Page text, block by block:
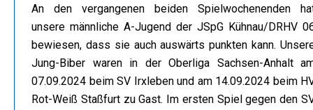
An den vergangenen beiden Spielwochenenden
unsere männliche A-Jugend der JSpG Kühnau/DRHV
bewiesen, dass sie auch auswärts punkten kann.
Jung-Biber waren in der Oberliga Sachsen-Anhalt
07.09.2024 beim SV Irxleben und am 14.09.2024 beim
Rot-Weiß Staßfurt zu Gast. Im ersten Spiel gegen den